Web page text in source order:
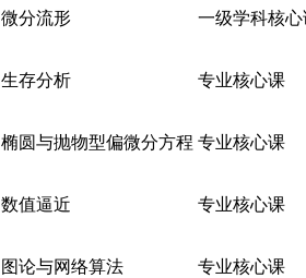
微分流形 一级学科核心
生存分析 专业核心课
椭圆与抛物型偏微分方程 专业核心课
数值逼近 专业核心课
图论与网络算法 专业核心课